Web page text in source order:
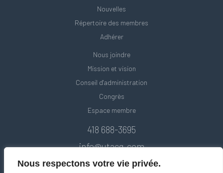
Nous respectons votre vie privée.
Nouvelles
Répertoire des membres
Adhérer
Nous joindre
Mission et vision
Conseil d'administration
Congrès
Espace membre
418 688-3695
info@utacq.com